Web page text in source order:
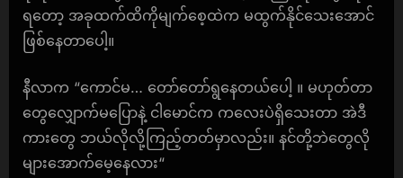
ရတော့ အခုထက်ထိကိုမျက်စေ့ထဲက မထွက်နိုင်သေးအောင်
ဖြစ်နေတာပေါ့။
နီလာက “ကောင်မ… တော်တော်ရွနေတယ်ပေါ့ ။ မဟုတ်တာ
တွေလျှောက်မပြောနဲ့ ငါမောင်က ကလေးပဲရှိသေးတာ အဲဒီ
ကားတွေ ဘယ်လိုလို့ကြည့်တတ်မှာလည်း။ နင်တို့ဘဲတွေလို
များအောက်မေ့နေလား“